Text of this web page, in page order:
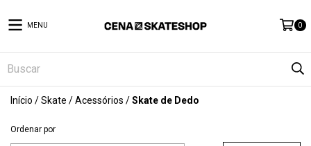
MENU 0
Início /Skate /Acessórios /Skate de Dedo
Ordenar por